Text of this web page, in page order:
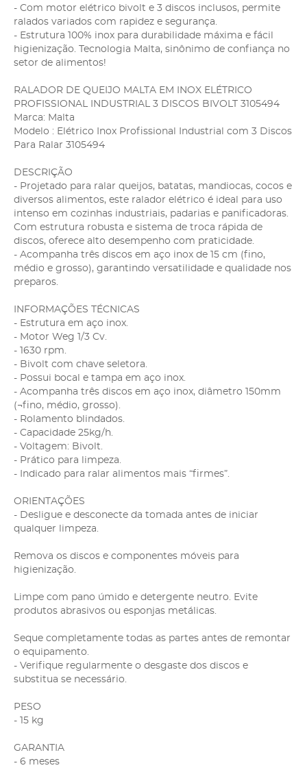
- Com motor elétrico bivolt e 3 discos inclusos, permite
ralados variados com rapidez e segurança.
- Estrutura 100% inox para durabilidade máxima e fácil
higienização. Tecnologia Malta, sinônimo de confiança no
setor de alimentos!
RALADOR DE QUEIJO MALTA EM INOX ELÉTRICO
PROFISSIONAL INDUSTRIAL 3 DISCOS BIVOLT 3105494
Marca: Malta
Modelo : Elétrico Inox Profissional Industrial com 3 Discos
Para Ralar 3105494
DESCRIÇÃO
- Projetado para ralar queijos, batatas, mandiocas, cocos e
diversos alimentos, este ralador elétrico é ideal para uso
intenso em cozinhas industriais, padarias e panificadoras.
Com estrutura robusta e sistema de troca rápida de
discos, oferece alto desempenho com praticidade.
- Acompanha três discos em aço inox de 15 cm (fino,
médio e grosso), garantindo versatilidade e qualidade nos
preparos.
INFORMAÇÕES TÉCNICAS
- Estrutura em aço inox.
- Motor Weg 1/3 Cv.
- 1630 rpm.
- Bivolt com chave seletora.
- Possui bocal e tampa em aço inox.
- Acompanha três discos em aço inox, diâmetro 150mm
(¬fino, médio, grosso).
- Rolamento blindados.
- Capacidade 25kg/h.
- Voltagem: Bivolt.
- Prático para limpeza.
- Indicado para ralar alimentos mais “firmes”.
ORIENTAÇÕES
- Desligue e desconecte da tomada antes de iniciar
qualquer limpeza.
Remova os discos e componentes móveis para
higienização.
Limpe com pano úmido e detergente neutro. Evite
produtos abrasivos ou esponjas metálicas.
Seque completamente todas as partes antes de remontar
o equipamento.
- Verifique regularmente o desgaste dos discos e
substitua se necessário.
PESO
- 15 kg
GARANTIA
- 6 meses